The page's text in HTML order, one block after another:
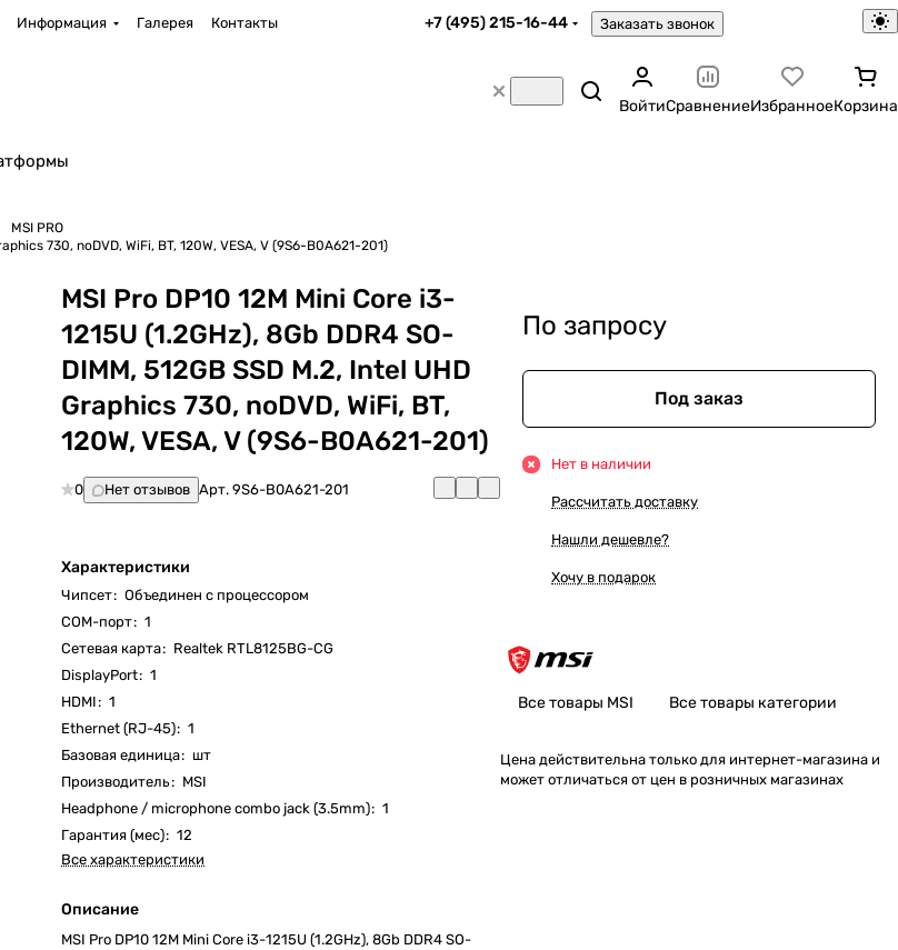
Информация Галерея Контакты +7 (495) 215-16-44 Заказать звонок
ВойтиСравнениеИзбранноеКорзина
MSI PRO
730, noDVD, WiFi, BT, 120W, VESA, V (9S6-B0A621-201)
MSI Pro DP10 12M Mini Core i3-
1215U (1.2GHz), 8Gb DDR4 SO-
DIMM, 512GB SSD M.2, Intel UHD
Graphics 730, noDVD, WiFi, BT,
120W, VESA, V (9S6-B0A621-201)
0 Нет отзывов Арт.9S6-B0A621-201
Характеристики
Чипсет: Объединен с процессором
COM-порт: 1
Cетевая карта: Realtek RTL8125BG-CG
DisplayPort: 1
HDMI: 1
Ethernet (RJ-45): 1
Базовая единица: шт
Производитель: MSI
Headphone / microphone combo jack (3.5mm): 1
Гарантия (мес): 12
Все характеристики
Описание
MSI Pro DP10 12M Mini Core i3-1215U (1.2GHz), 8Gb DDR4 SO-
По запросу
Под заказ
Нет в наличии
Рассчитать доставку
Нашли дешевле?
Хочу в подарок
Все товары MSI Все товары категории
Цена действительна только для интернет-магазина и
может отличаться от цен в розничных магазинах